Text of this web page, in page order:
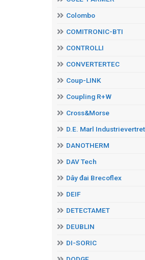
Colombo
COMITRONIC-BTI
CONTROLLI
CONVERTERTEC
Coup-LINK
Coupling R+W
Cross&Morse
D.E. Marl
DANOTHERM
DAV Tech
Dây đai Brecoflex
DEIF
DETECTAMET
DEUBLIN
DI-SORIC